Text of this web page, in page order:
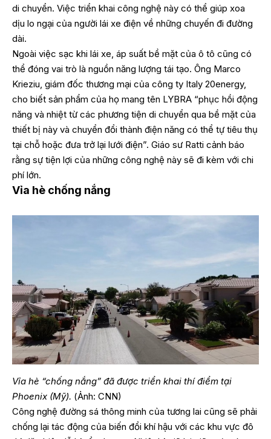
di chuyển. Việc triển khai công nghệ này có thể giúp xoa
dịu lo ngại của người lái xe điện về những chuyến đi đường
dài.
Ngoài việc sạc khi lái xe, áp suất bề mặt của ô tô cũng có
thể đóng vai trò là nguồn năng lượng tái tạo. Ông Marco
Krieziu, giám đốc thương mại của công ty Italy 20energy,
cho biết sản phẩm của họ mang tên LYBRA “phục hồi động
năng và nhiệt từ các phương tiện di chuyển qua bề mặt của
thiết bị này và chuyển đổi thành điện năng có thể tự tiêu thụ
tại chỗ hoặc đưa trở lại lưới điện”. Giáo sư Ratti cảnh báo
rằng sự tiện lợi của những công nghệ này sẽ đi kèm với chi
phí lớn.
Vỉa hè chống nắng
Vỉa hè “chống nắng” đã được triển khai thí điểm tại
Phoenix (Mỹ). (Ảnh: CNN)
Công nghệ đường sá thông minh của tương lai cũng sẽ phải
chống lại tác động của biến đổi khí hậu với các khu vực đô